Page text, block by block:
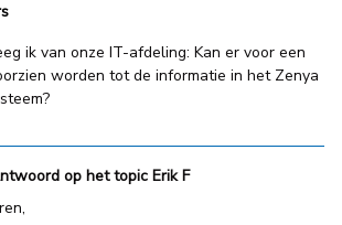
ik van onze IT-afdeling: Kan er voor een
worden tot de informatie in het Zenya
op het topic Erik F